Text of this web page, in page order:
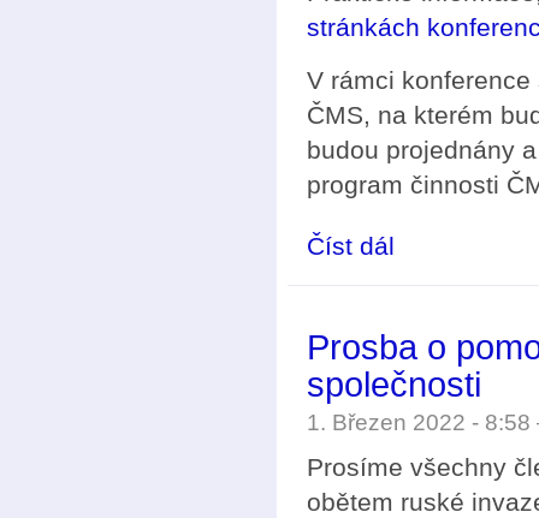
stránkách
V rámci
ČMS, na kterém
budou projednány
program činnosti
Číst dál
Prosba o
společnosti
1. Březen 2022 -
Prosíme všechny
obětem ruské